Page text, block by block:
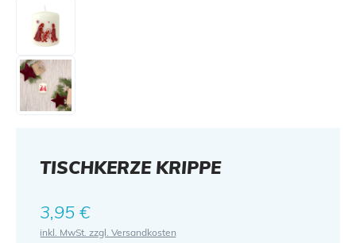
TISCHKERZE KRIPPE
Regulärer Preis:
3,95 €
inkl. MwSt. zzgl. Versandkosten